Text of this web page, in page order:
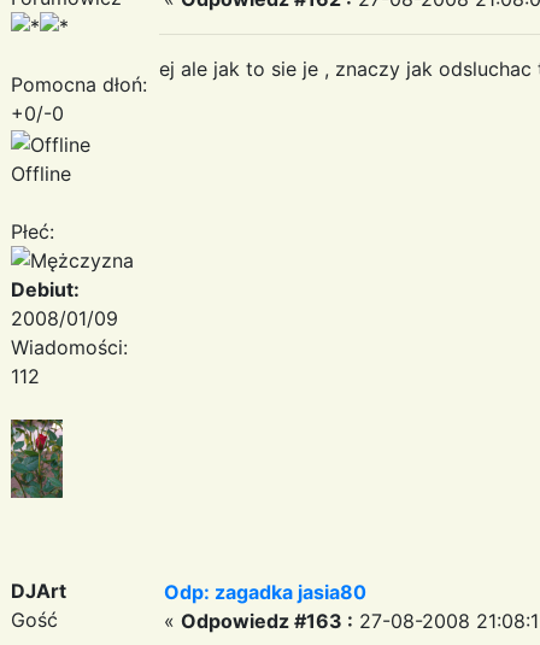
Pomocna dłoń:
+0/-0
Offline
Płeć:
Debiut:
2008/01/09
Wiadomości:
112
ej ale jak to sie je , znaczy jak odsluchac
DJArt
Gość
Odp: zagadka jasia80
« Odpowiedz #163 : 27-08-2008